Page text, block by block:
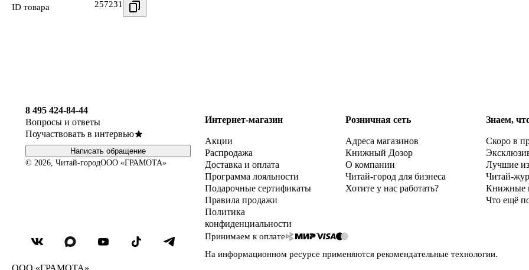
ID товара
257231
8 495 424-84-44
Вопросы и ответы
Поучаствовать в интервью
Написать обращение
© 2026, Читай-городООО «ГРАМОТА»
Интернет-магазин
Акции
Распродажа
Доставка и оплата
Программа лояльности
Подарочные сертификаты
Правила продажи
Политика
конфиденциальности
Розничная сеть
Адреса магазинов
Книжный Дозор
О компании
Читай-город для бизнеса
Хотите у нас работать?
Знаем,
Скоро в
Лучшие
Читай-
Книжные
Что ещё
Принимаем к оплате
На информационном ресурсе применяются рекомендательные технологии.
ООО «ГРАМОТА»